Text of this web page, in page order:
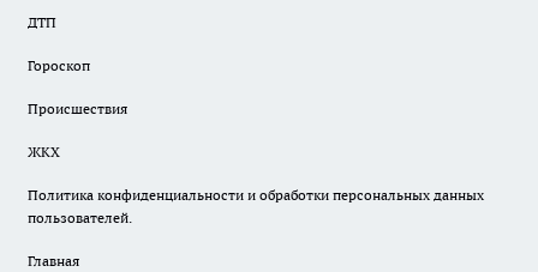
ДТП
Гороскоп
Происшествия
ЖКХ
Политика конфиденциальности и обработки персональных данных
пользователей.
Главная